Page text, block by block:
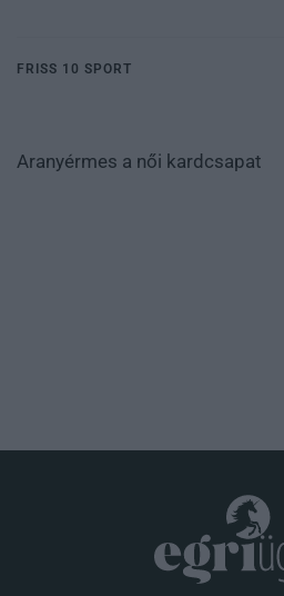
FRISS 10 SPORT
Aranyérmes a női kardcsapat